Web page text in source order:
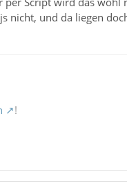
nicht, und da liegen
!